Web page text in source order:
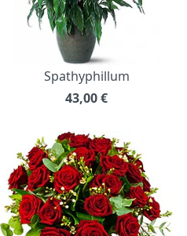
Spathyphillum
43,00€